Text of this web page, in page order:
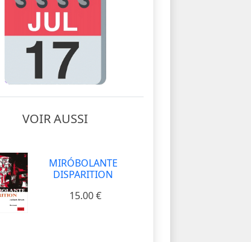
VOIR AUSSI
MIRÓBOLANTE
DISPARITION
15.00 €